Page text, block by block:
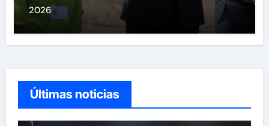
2026
Últimas noticias